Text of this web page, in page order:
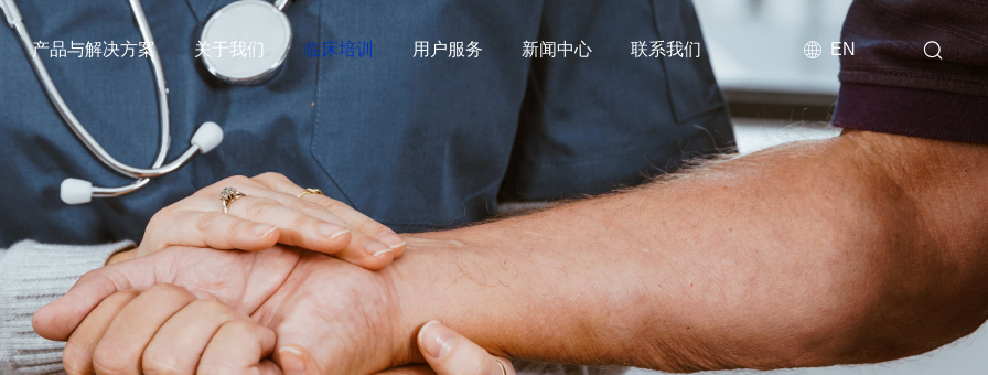
产品与解决方案 关于我们 临床培训 用户服务 新闻中心 联系我们 EN